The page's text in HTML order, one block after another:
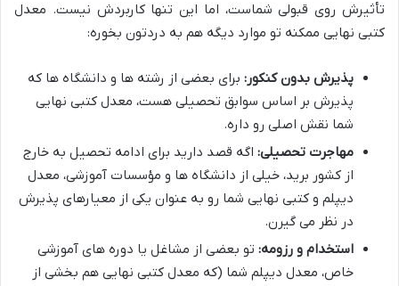
تأثیرش روی قبولی شماست، اما این تنها کاربردش نیست. معدل
کتبی نهایی ممکنه تو موارد دیگه هم به دردتون بخوره:
پذیرش بدون کنکور: برای بعضی از رشته ها و دانشگاه ها که
پذیرش بر اساس سوابق تحصیلی هست، معدل کتبی نهایی
شما نقش اصلی رو داره.
مهاجرت تحصیلی: اگه قصد دارید برای ادامه تحصیل به خارج
از کشور برید، خیلی از دانشگاه ها و مؤسسات آموزشی، معدل
دیپلم و کتبی نهایی شما رو به عنوان یکی از معیارهای پذیرش
در نظر می گیرن.
استخدام و رزومه: تو بعضی از مشاغل یا دوره های آموزشی
خاص، معدل دیپلم شما (که معدل کتبی نهایی هم بخشی از